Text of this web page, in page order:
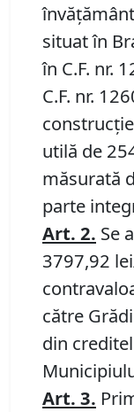
situat în
în C.F. nr.
C.F. nr.
utilă de
măsurată
parte
Art. 2. Se
3797,92
către
din
Art. 3.